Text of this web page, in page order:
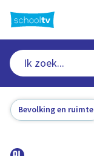
naar
hoofdinhoud
Bevolking en ruimte